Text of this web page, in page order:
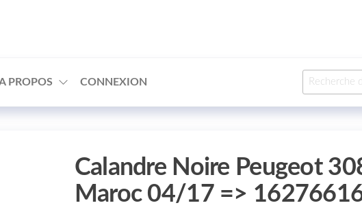
PROPOS CONNEXION
Calandre Noire Peugeot
Maroc 04/17 =>